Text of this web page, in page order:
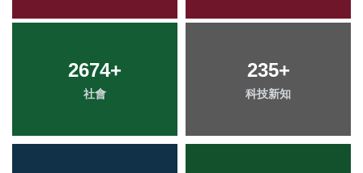
2674+
社會
235+
科技新知